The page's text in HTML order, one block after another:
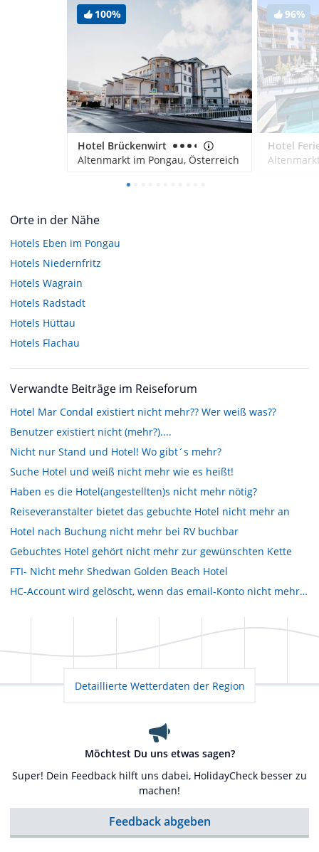
100%
Hotel Brückenwirt
Altenmarkt im Pongau, Österreich
96%
Orte in der Nähe
Hotels Eben im Pongau
Hotels Niedernfritz
Hotels Wagrain
Hotels Radstadt
Hotels Hüttau
Hotels Flachau
Verwandte Beiträge im Reiseforum
Hotel Mar Condal existiert nicht mehr?? Wer weiß was??
Benutzer existiert nicht (mehr?)....
Nicht nur Stand und Hotel! Wo gibt´s mehr?
Suche Hotel und weiß nicht mehr wie es heißt!
Haben es die Hotel(angestellten)s nicht mehr nötig?
Reiseveranstalter bietet das gebuchte Hotel nicht mehr an
Hotel nach Buchung nicht mehr bei RV buchbar
Gebuchtes Hotel gehört nicht mehr zur gewünschten Kette
FTI- Nicht mehr Shedwan Golden Beach Hotel
HC-Account wird gelöscht, wenn das email-Konto nicht mehr existiert?
Detaillierte Wetterdaten der Region
Möchtest Du uns etwas sagen?
Super! Dein Feedback hilft uns dabei, HolidayCheck besser zu
machen!
Feedback abgeben